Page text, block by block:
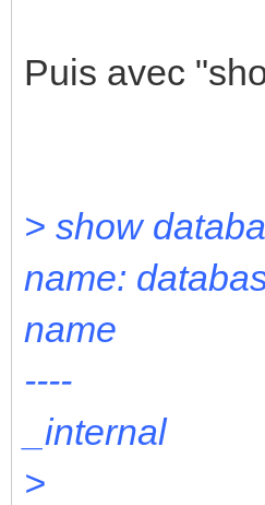
Puis avec
> show
name:
name
----
_internal
>